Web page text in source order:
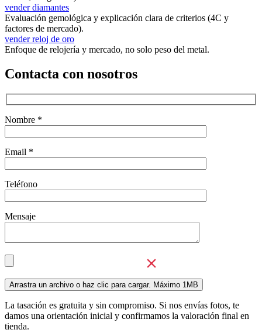
vender diamantes
Evaluación gemológica y explicación clara de criterios (4C y
factores de mercado).
vender reloj de oro
Enfoque de relojería y mercado, no solo peso del metal.
Contacta con nosotros
Nombre *
Email *
Teléfono
Mensaje
La tasación es gratuita y sin compromiso. Si nos envías fotos, te
damos una orientación inicial y confirmamos la valoración final en
tienda.